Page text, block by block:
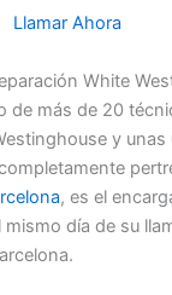
Llamar Ahora
White
de más de 20
y unas
, es el
día de su